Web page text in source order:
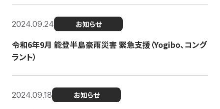
2024.09.24 お知らせ
令和6年9月 能登半島豪雨災害 緊急支援（Yogibo、コング
ラント）
2024.09.18 お知らせ